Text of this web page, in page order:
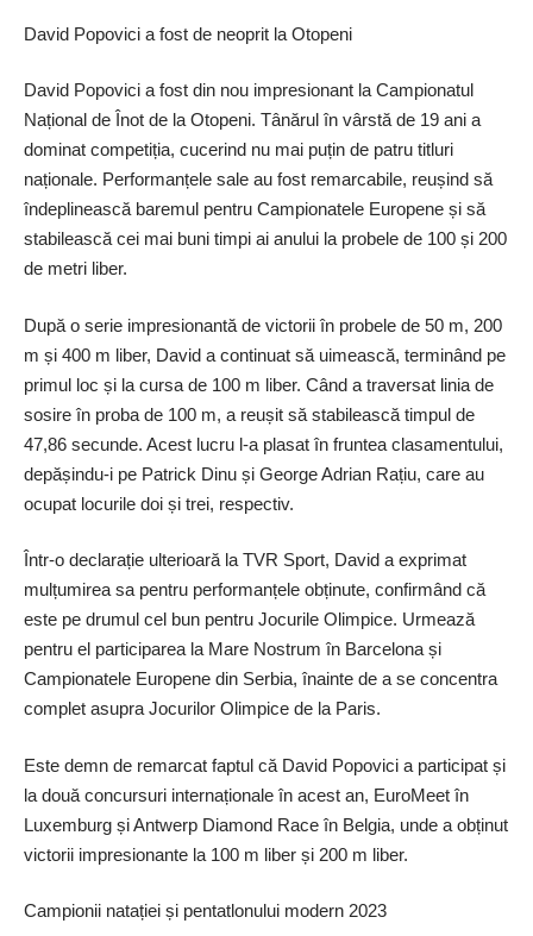
David Popovici a fost de neoprit la Otopeni
David Popovici a fost din nou impresionant la Campionatul
Național de Înot de la Otopeni. Tânărul în vârstă de 19 ani a
dominat competiția, cucerind nu mai puțin de patru titluri
naționale. Performanțele sale au fost remarcabile, reușind să
îndeplinească baremul pentru Campionatele Europene și să
stabilească cei mai buni timpi ai anului la probele de 100 și 200
de metri liber.
După o serie impresionantă de victorii în probele de 50 m, 200
m și 400 m liber, David a continuat să uimească, terminând pe
primul loc și la cursa de 100 m liber. Când a traversat linia de
sosire în proba de 100 m, a reușit să stabilească timpul de
47,86 secunde. Acest lucru l-a plasat în fruntea clasamentului,
depășindu-i pe Patrick Dinu și George Adrian Rațiu, care au
ocupat locurile doi și trei, respectiv.
Într-o declarație ulterioară la TVR Sport, David a exprimat
mulțumirea sa pentru performanțele obținute, confirmând că
este pe drumul cel bun pentru Jocurile Olimpice. Urmează
pentru el participarea la Mare Nostrum în Barcelona și
Campionatele Europene din Serbia, înainte de a se concentra
complet asupra Jocurilor Olimpice de la Paris.
Este demn de remarcat faptul că David Popovici a participat și
la două concursuri internaționale în acest an, EuroMeet în
Luxemburg și Antwerp Diamond Race în Belgia, unde a obținut
victorii impresionante la 100 m liber și 200 m liber.
Campionii natației și pentatlonului modern 2023